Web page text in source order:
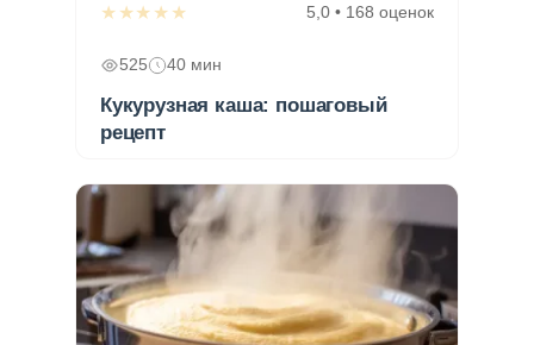
★★★★★ 5,0 • 168 оценок
525 40 мин
Кукурузная каша: пошаговый
рецепт